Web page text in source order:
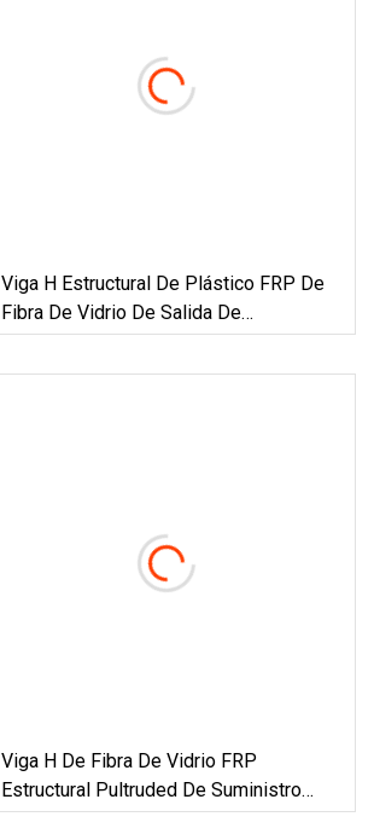
Viga H Estructural De Plástico FRP De
Fibra De Vidrio De Salida De
Fábrica/viga I Para Construcción.
Viga H De Fibra De Vidrio FRP
Estructural Pultruded De Suministro
De Fábrica